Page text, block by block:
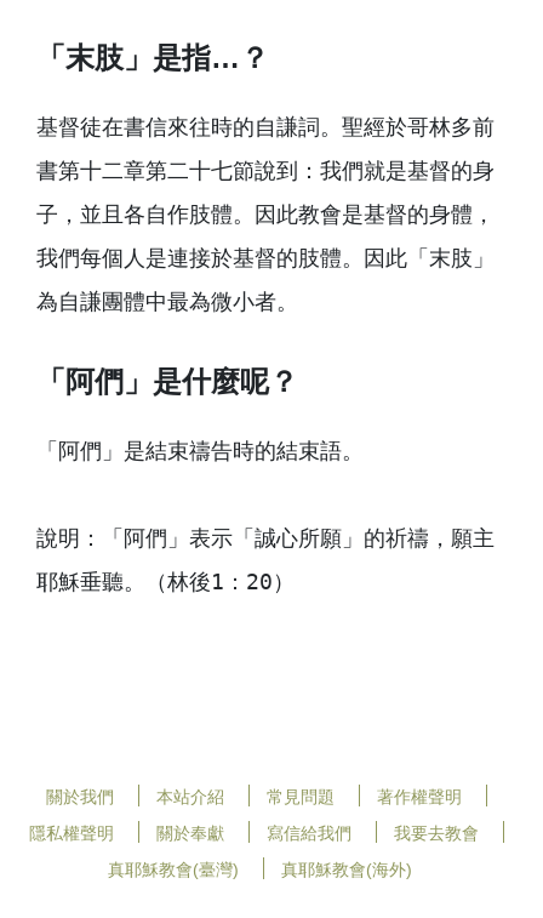
「末肢」是指…？
基督徒在書信來往時的自謙詞。聖經於哥林多前
書第十二章第二十七節說到：我們就是基督的身
子，並且各自作肢體。因此教會是基督的身體，
我們每個人是連接於基督的肢體。因此「末肢」
為自謙團體中最為微小者。
「阿們」是什麼呢？
「阿們」是結束禱告時的結束語。
說明：「阿們」表示「誠心所願」的祈禱，願主
耶穌垂聽。（林後1：20）
關於我們 本站介紹 常見問題
著作權聲明
隱私權聲明
關於奉獻 寫信給我們
我要去教會
真耶穌教會(臺灣)
真耶穌教會(海外)